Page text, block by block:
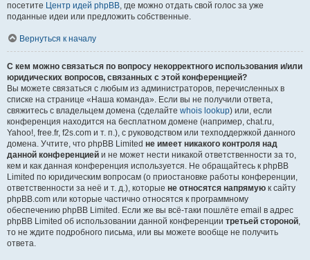
посетите Центр идей phpBB, где можно отдать свой голос за уже
поданные идеи или предложить собственные.
Вернуться к началу
С кем можно связаться по вопросу некорректного использования и/или
юридических вопросов, связанных с этой конференцией?
Вы можете связаться с любым из администраторов, перечисленных в
списке на странице «Наша команда». Если вы не получили ответа,
свяжитесь с владельцем домена (сделайте whois lookup) или, если
конференция находится на бесплатном домене (например, chat.ru,
Yahoo!, free.fr, f2s.com и т. п.), с руководством или техподдержкой данного
домена. Учтите, что phpBB Limited не имеет никакого контроля над
данной конференцией и не может нести никакой ответственности за то,
кем и как данная конференция используется. Не обращайтесь к phpBB
Limited по юридическим вопросам (о приостановке работы конференции,
ответственности за неё и т. д.), которые не относятся напрямую к сайту
phpBB.com или которые частично относятся к программному
обеспечению phpBB Limited. Если же вы всё-таки пошлёте email в адрес
phpBB Limited об использовании данной конференции третьей стороной,
то не ждите подробного письма, или вы можете вообще не получить
ответа.